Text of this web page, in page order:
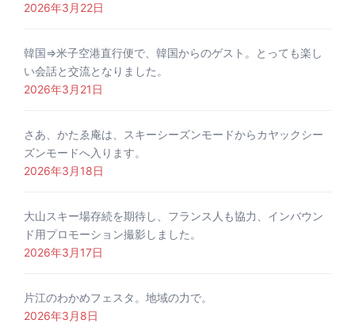
2026年3月22日
韓国⇒米子空港直行便で、韓国からのゲスト。とっても楽し
い会話と交流となりました。
2026年3月21日
さあ、かたゑ庵は、スキーシーズンモードからカヤックシー
ズンモードへ入ります。
2026年3月18日
大山スキー場存続を期待し、フランス人も協力、インバウン
ド用プロモーション撮影しました。
2026年3月17日
片江のわかめフェスタ。地域の力で。
2026年3月8日